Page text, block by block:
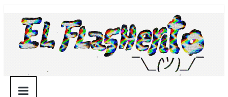
contenido
¯\_(ツ)_/
¯